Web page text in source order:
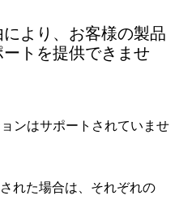
より、お客様の製品
トを提供できませ
ンはサポートされていませ
れた場合は、それぞれの